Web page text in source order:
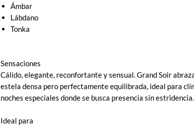
Ámbar
Lábdano
Tonka
Sensaciones
Cálido, elegante, reconfortante y sensual. Grand Soir
estela densa pero perfectamente equilibrada, ideal para
noches especiales donde se busca presencia sin estridencia.
Ideal para